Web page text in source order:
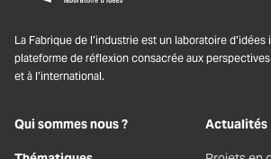
La Fabrique de l’industrie est un laboratoire
plateforme de réflexion consacrée aux
et à l’international.
Qui sommes nous ? Actualités